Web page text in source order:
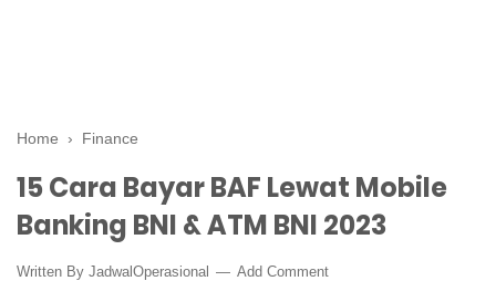
Home › Finance
15 Cara Bayar BAF Lewat Mobile
Banking BNI & ATM BNI 2023
Written By JadwalOperasional Add Comment